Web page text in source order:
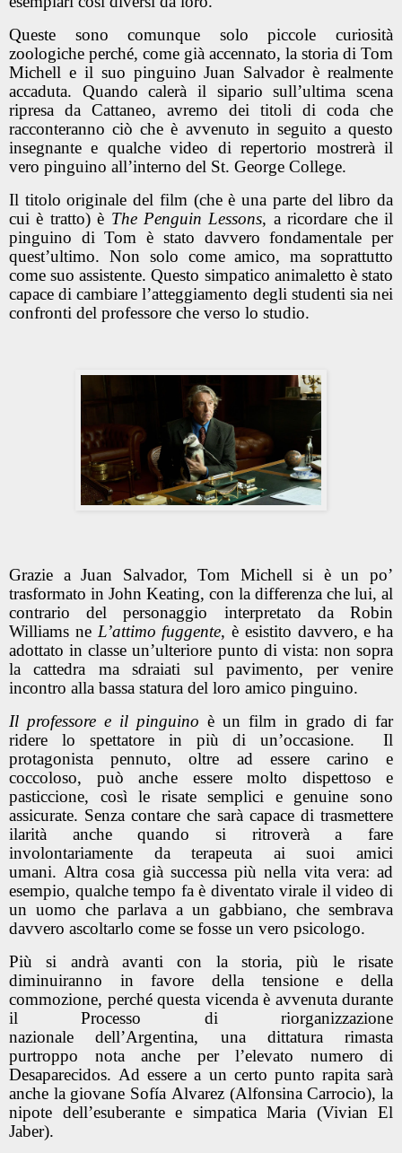
Queste sono comunque solo piccole curiosità
zoologiche perché, come già accennato, la storia di Tom
Michell e il suo pinguino Juan Salvador è realmente
accaduta. Quando calerà il sipario sull’ultima scena
ripresa da Cattaneo, avremo dei titoli di coda che
racconteranno ciò che è avvenuto in seguito a questo
insegnante e qualche video di repertorio mostrerà il
vero pinguino all’interno del St. George College.
Il titolo originale del film (che è una parte del libro da
cui è tratto) è The Penguin Lessons, a ricordare che il
pinguino di Tom è stato davvero fondamentale per
quest’ultimo. Non solo come amico, ma soprattutto
come suo assistente. Questo simpatico animaletto è stato
capace di cambiare l’atteggiamento degli studenti sia nei
confronti del professore che verso lo studio.
Grazie a Juan Salvador, Tom Michell si è un po’
trasformato in John Keating, con la differenza che lui, al
contrario del personaggio interpretato da Robin
Williams ne L’attimo fuggente, è esistito davvero, e ha
adottato in classe un’ulteriore punto di vista: non sopra
la cattedra ma sdraiati sul pavimento, per venire
incontro alla bassa statura del loro amico pinguino.
Il professore e il pinguino è un film in grado di far
ridere lo spettatore in più di un’occasione. Il
protagonista pennuto, oltre ad essere carino e
coccoloso, può anche essere molto dispettoso e
pasticcione, così le risate semplici e genuine sono
assicurate. Senza contare che sarà capace di trasmettere
ilarità anche quando si ritroverà a fare
involontariamente da terapeuta ai suoi amici
umani. Altra cosa già successa più nella vita vera: ad
esempio, qualche tempo fa è diventato virale il video di
un uomo che parlava a un gabbiano, che sembrava
davvero ascoltarlo come se fosse un vero psicologo.
Più si andrà avanti con la storia, più le risate
diminuiranno in favore della tensione e della
commozione, perché questa vicenda è avvenuta durante
il Processo di riorganizzazione
nazionale dell’Argentina, una dittatura rimasta
purtroppo nota anche per l’elevato numero di
Desaparecidos. Ad essere a un certo punto rapita sarà
anche la giovane Sofía Alvarez (Alfonsina Carrocio), la
nipote dell’esuberante e simpatica Maria (Vivian El
Jaber).